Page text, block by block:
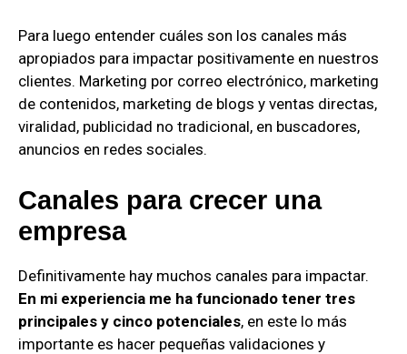
Para luego entender cuáles son los canales más
apropiados para impactar positivamente en nuestros
clientes. Marketing por correo electrónico, marketing
de contenidos, marketing de blogs y ventas directas,
viralidad, publicidad no tradicional, en buscadores,
anuncios en redes sociales.
Canales para crecer una
empresa
Definitivamente hay muchos canales para impactar.
En mi experiencia me ha funcionado tener tres
principales y cinco potenciales, en este lo más
importante es hacer pequeñas validaciones y